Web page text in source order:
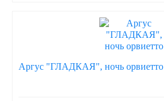
Аргус "ГЛАДКАЯ", ночь орвиетто